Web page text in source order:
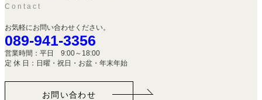
Contact
お気軽にお問い合わせください。
089-941-3356
営業時間：平日 9:00～18:00
定 休 日：日曜・祝日・お盆・年末年始
お問い合わせ